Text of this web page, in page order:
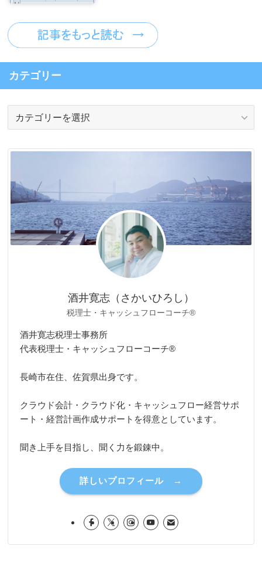
カテゴリー
リ
酒井寛志（さかいひろし）
税理士・キャッシュフローコーチ®
酒井寛志税理士事務所
代表税理士・キャッシュフローコーチ®
長崎市在住、佐賀県出身です。
クラウド会計・クラウド化・キャッシュフロー経営サポ
ート・経営計画作成サポートを得意としています。
聞き上手を目指し、聞く力を鍛錬中。
詳しいプロフィール →